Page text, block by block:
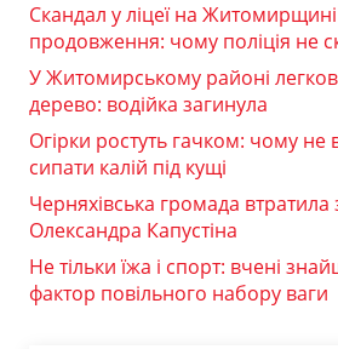
Скандал у ліцеї на
продовження: чому поліція не
У Житомирському районі
дерево: водійка загинула
Огірки ростуть гачком: чому не
сипати калій під кущі
Черняхівська громада втратила
Олександра Капустіна
Не тільки їжа і спорт: вчені
фактор повільного набору ваги